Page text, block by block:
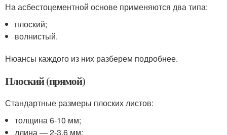
На асбестоцементной основе применяются два типа:
плоский;
волнистый.
Нюансы каждого из них разберем подробнее.
Плоский (прямой)
Стандартные размеры плоских листов:
толщина 6-10 мм;
длина — 2-3,6 мм;